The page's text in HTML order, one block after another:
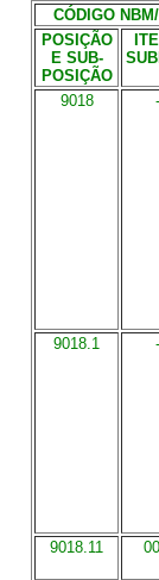
CÓDIGO
POSIÇÃO
E SUB-
POSIÇÃO
9018
9018.1
9018.11